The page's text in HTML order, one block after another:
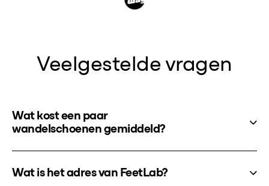
Veelgestelde vragen
Wat kost een paar
wandelschoenen gemiddeld?
Wat is het adres van FeetLab?